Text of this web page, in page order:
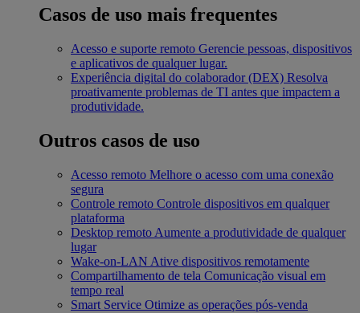
Casos de uso mais frequentes
Acesso e suporte remoto Gerencie pessoas, dispositivos
e aplicativos de qualquer lugar.
Experiência digital do colaborador (DEX) Resolva
proativamente problemas de TI antes que impactem a
produtividade.
Outros casos de uso
Acesso remoto Melhore o acesso com uma conexão
segura
Controle remoto Controle dispositivos em qualquer
plataforma
Desktop remoto Aumente a produtividade de qualquer
lugar
Wake-on-LAN Ative dispositivos remotamente
Compartilhamento de tela Comunicação visual em
tempo real
Smart Service Otimize as operações pós-venda